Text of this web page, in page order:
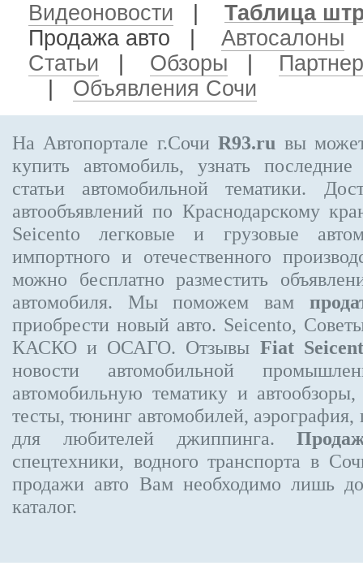
Видеоновости
Таблица
Продажа авто
Автосалоны
Статьи
Обзоры
Объявления Сочи
На Автопортале г.СочиR93.ru вы
купить автомобиль, узнать
статьи автомобильной тематики.
автообъявлений по Краснодарскому
Seicento легковые и грузовые
импортного и отечественного
можно бесплатно разместить
автомобиля. Мы поможем вам
приобрести новый авто. Seicento,
КАСКО и ОСАГО. Отзывы Fiat
новости автомобильной
автомобильную тематику и
тесты, тюнинг автомобилей,
для любителей джиппинга.
спецтехники, водного транспорта в
продажи авто Вам необходимо лишь
каталог.